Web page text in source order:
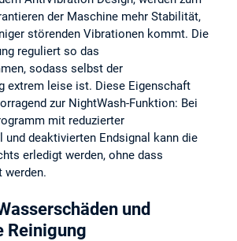
der Maschine mehr Stabilität,
störenden Vibrationen kommt. Die
reguliert so das
sodass selbst der
extrem leise ist. Diese Eigenschaft
zur NightWash-Funktion: Bei
mit reduzierter
und deaktivierten Endsignal kann die
erledigt werden, ohne dass
werden.
und
Reinigung